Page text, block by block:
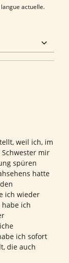
actuelle.
weil ich, im
mir
spüren
hatte
ich wieder
habe ich
ich sofort
die auch